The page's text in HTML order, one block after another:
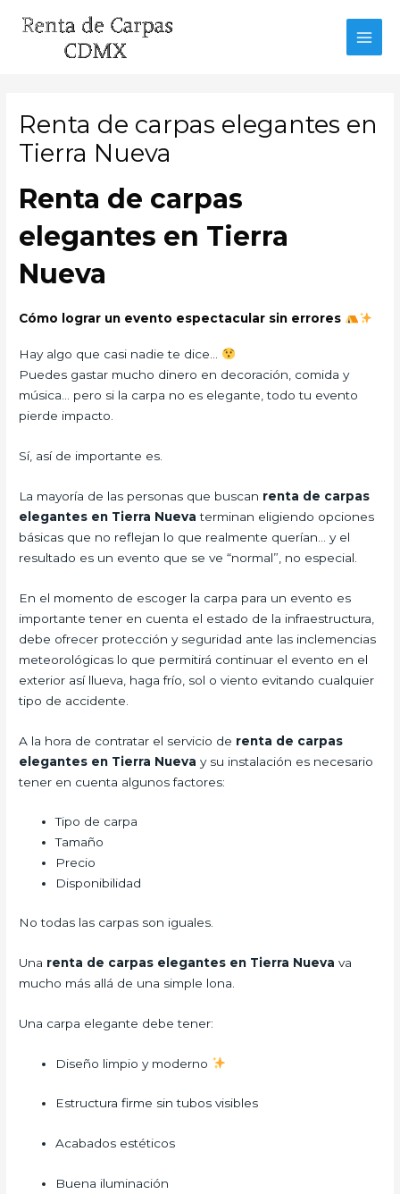
Renta de carpas elegantes en
Tierra Nueva
Renta de carpas
elegantes en Tierra
Nueva
Cómo lograr un evento espectacular sin errores
Hay algo que casi nadie te dice…
Puedes gastar mucho dinero en decoración, comida y
música… pero si la carpa no es elegante, todo tu evento
pierde impacto.
Sí, así de importante es.
La mayoría de las personas que buscan renta de carpas
elegantes en Tierra Nuevaterminan eligiendo opciones
básicas que no reflejan lo que realmente querían… y el
resultado es un evento que se ve “normal”, no especial.
En el momento de escoger la carpa para un evento es
importante tener en cuenta el estado de la infraestructura,
debe ofrecer protección y seguridad ante las inclemencias
meteorológicas lo que permitirá continuar el evento en el
exterior así llueva, haga frío, sol o viento evitando cualquier
tipo de accidente.
A la hora de contratar el servicio de renta de carpas
elegantes en Tierra Nueva y su instalación es necesario
tener en cuenta algunos factores:
Tipo de carpa
Tamaño
Precio
Disponibilidad
No todas las carpas son iguales.
Una renta de carpas elegantes en Tierra Nuevava
mucho más allá de una simple lona.
Una carpa elegante debe tener:
Diseño limpio y moderno
Estructura firme sin tubos visibles
Acabados estéticos
Buena iluminación